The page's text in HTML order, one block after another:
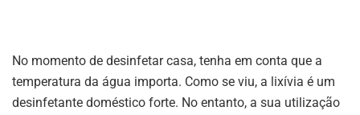
No momento de desinfetar casa, tenha em conta que a
temperatura da água importa. Como se viu, a lixívia é um
desinfetante doméstico forte. No entanto, a sua utilização